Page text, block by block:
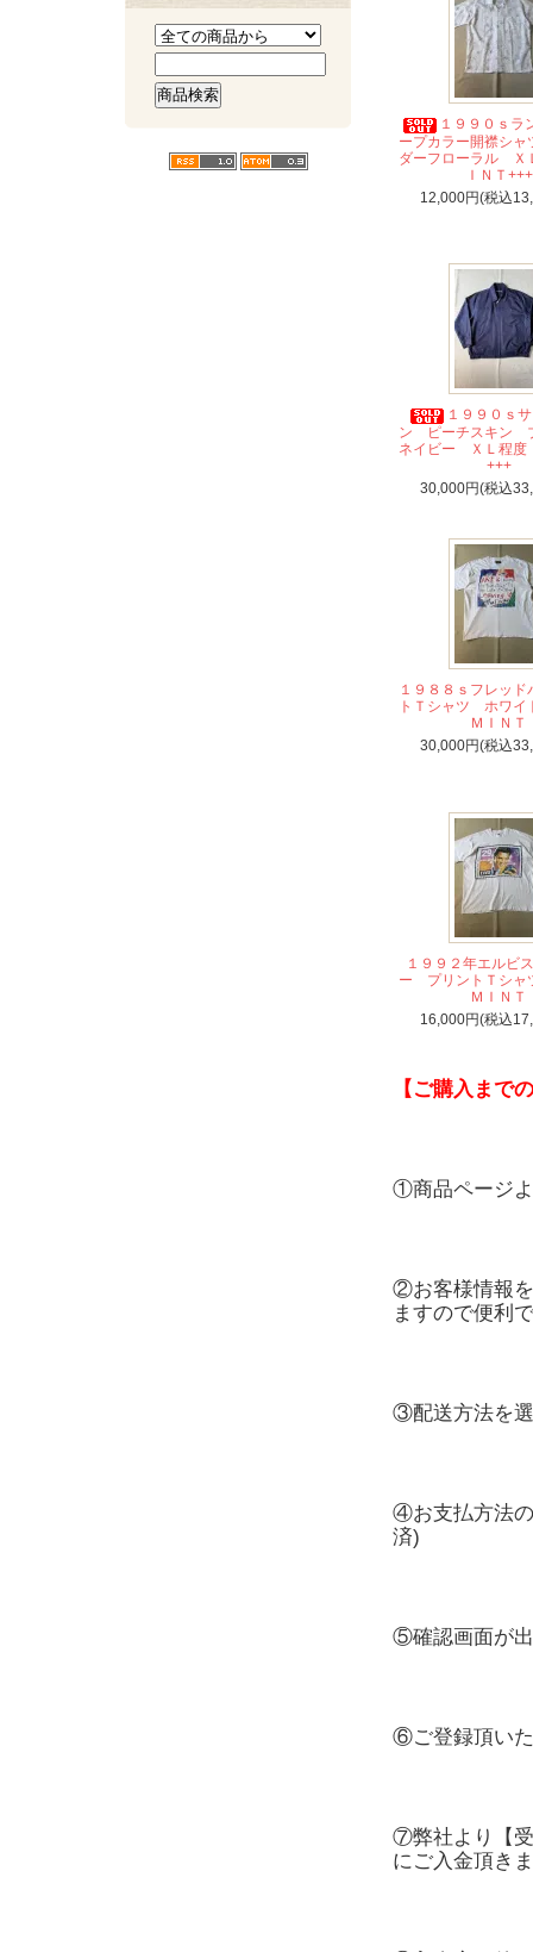
１９９０ｓ
ープカラー開襟シ
ダーフローラル
ＩＮＴ+++
12,000円(税込
１９９０ｓ
ン ピーチスキン
ネイビー ＸＬ程
+++
30,000円(税込
１９８８ｓフレッ
トＴシャツ ホワ
ＭＩＮＴ
30,000円(税込
１９９２年エルビ
ー プリントＴシ
ＭＩＮＴ
16,000円(税込
【ご購入まで
①商品ページ
②お客様情報
ますので便利
③配送方法を
④お支払方法
済)
⑤確認画面が
⑥ご登録頂い
⑦弊社より【
にご入金頂き